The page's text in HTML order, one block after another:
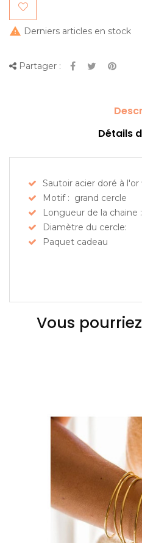
 Derniers articles en stock
Partager :
Détails
Sautoir acier doré à l'or
Motif : grand cercle
Longueur de la chaine
Diamètre du cercle:
Paquet cadeau
Vous